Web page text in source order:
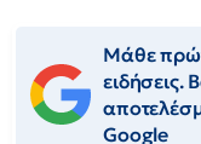
Μάθε
ειδήσεις.
Google